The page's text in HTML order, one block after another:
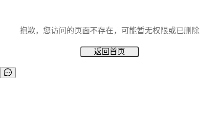
抱歉，您访问的页面不存在，可能暂无权限或已删除
返回首页